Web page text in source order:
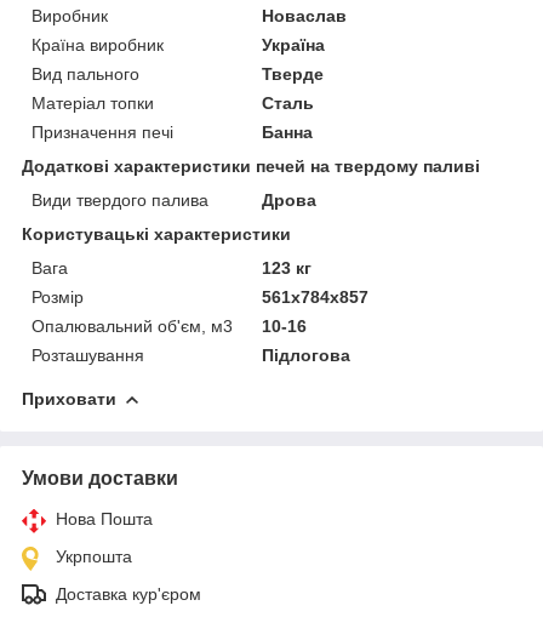
Виробник
Новаслав
Країна виробник
Україна
Вид пального
Тверде
Матеріал топки
Сталь
Призначення печі
Банна
Додаткові характеристики печей на твердому паливі
Види твердого палива
Дрова
Користувацькi характеристики
Вага
123 кг
Розмір
561х784х857
Опалювальний об'єм, м3
10-16
Розташування
Підлогова
Приховати
Умови доставки
Нова Пошта
Укрпошта
Доставка кур'єром